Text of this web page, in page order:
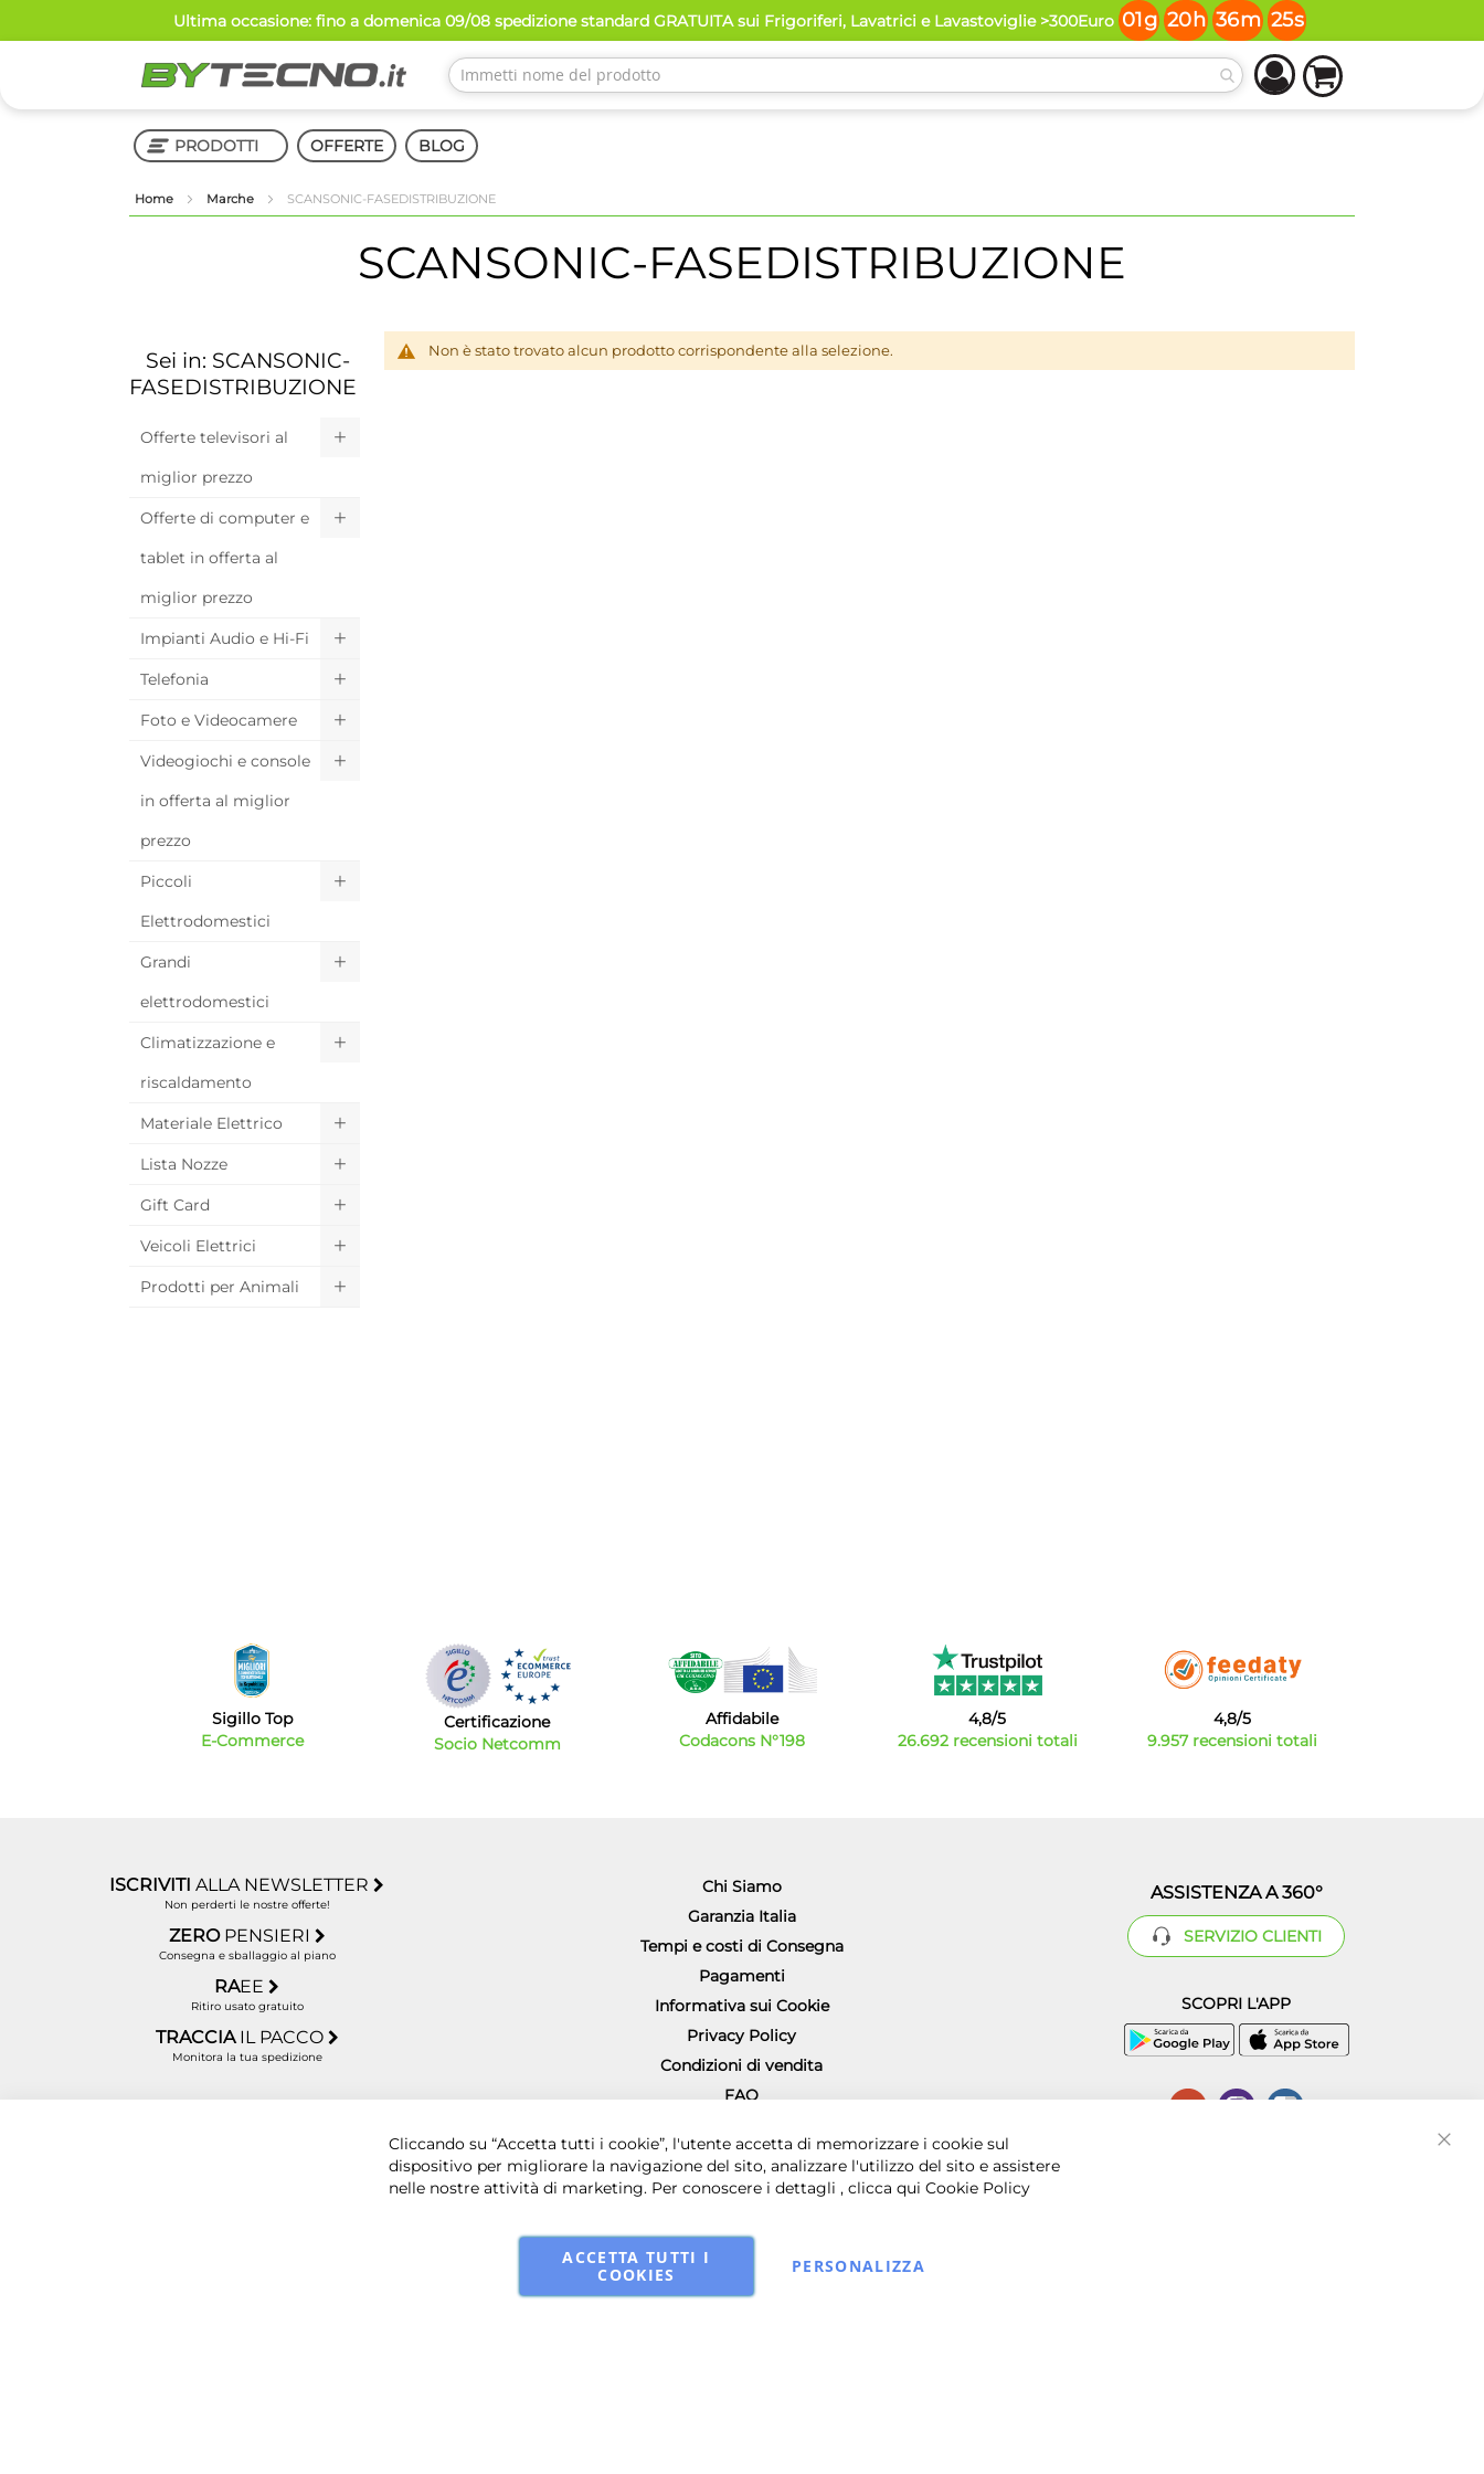
contenuto
Ultima occasione: fino a domenica 09/08 spedizione standard GRATUITA sui Frigoriferi, Lavatrici e Lavastoviglie >300Euro 01g 20 h 36m 24s
PRODOTTI OFFERTE BLOG
Home Marche SCANSONIC-FASEDISTRIBUZIONE
SCANSONIC-FASEDISTRIBUZIONE
Non è stato trovato alcun prodotto corrispondente alla selezione.
Sei in: SCANSONIC-
FASEDISTRIBUZIONE
Offerte televisori al
miglior prezzo
Offerte di computer e
tablet in offerta al
miglior prezzo
Impianti Audio e Hi-Fi
Telefonia
Foto e Videocamere
Videogiochi e console
in offerta al miglior
prezzo
Piccoli
Elettrodomestici
Grandi
elettrodomestici
Climatizzazione e
riscaldamento
Materiale Elettrico
Lista Nozze
Gift Card
Veicoli Elettrici
Prodotti per Animali
Sigillo Top
E-Commerce
Certificazione
Socio Netcomm
Affidabile
Codacons N°198
4,8/5
26.692 recensioni totali
4,8/5
9.957 recensioni totali
ISCRIVITIALLA NEWSLETTER
Non perderti le nostre offerte!
ZERO PENSIERI
Consegna e sballaggio al piano
RAEE
Ritiro usato gratuito
TRACCIA IL PACCO
Monitora la tua spedizione
Chi Siamo
Garanzia Italia
Tempi e costi di Consegna
Pagamenti
Informativa sui Cookie
Privacy Policy
Condizioni di vendita
FAQ
ASSISTENZA A 360°
SERVIZIO CLIENTI
SCOPRI L'APP
Copyright © 2025 BYTECNO S.R.L. Cap. Soc. 50.000 € i.v. - Sede legale in via Principe di Piemonte 199, 80026 Casoria (NA) - P.I. 07016001211, C.C.I.A.A. Napoli, REA 856312.